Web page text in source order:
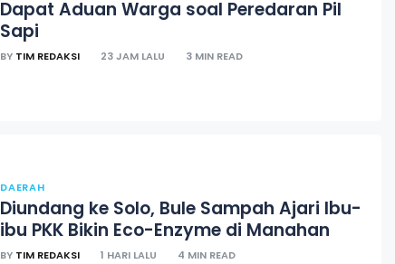
Dapat Aduan Warga soal Peredaran Pil
Sapi
BY TIM REDAKSI 23 JAM LALU 3 MIN READ
DAERAH
Diundang ke Solo, Bule Sampah Ajari Ibu-
ibu PKK Bikin Eco-Enzyme di Manahan
BY TIM REDAKSI 1 HARI LALU 4 MIN READ